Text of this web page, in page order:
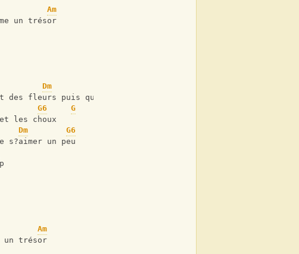
Am
un trésor
Dm
des fleurs puis qui s?laissent
G6
G
les choux
Dm
G6
s?aimer un peu
Am
un trésor